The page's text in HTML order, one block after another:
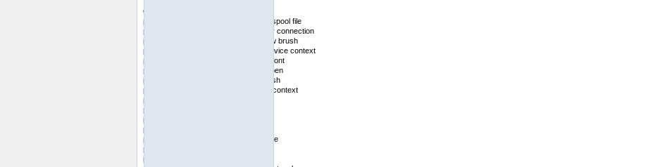
Obsah
printer_abort
-- Deletes the printer's spool file
printer_close
-- Close an open printer connection
printer_create_brush
-- Create a new brush
printer_create_dc
-- Create a new device context
printer_create_font
-- Create a new font
printer_create_pen
-- Create a new pen
printer_delete_brush
-- Delete a brush
printer_delete_dc
-- Delete a device context
printer_delete_font
printer_delete_pen
printer_draw_bmp
printer_draw_chord
printer_draw_elipse
-- Draw an ellipse
printer_draw_line
printer_draw_pie